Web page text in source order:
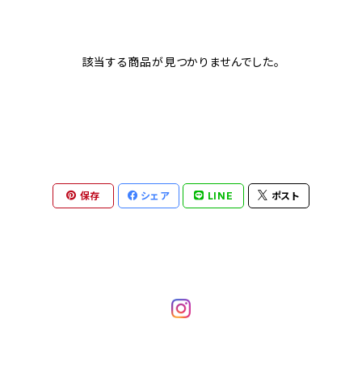
該当する商品が見つかりませんでした。
保存 シェア LINE ポスト